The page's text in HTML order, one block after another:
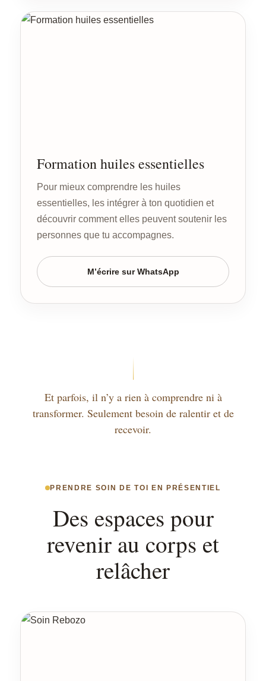
Formation huiles essentielles
Pour mieux comprendre les huiles
essentielles, les intégrer à ton quotidien et
découvrir comment elles peuvent soutenir les
personnes que tu accompagnes.
M’écrire sur WhatsApp
Et parfois, il n’y a rien à comprendre ni à
transformer. Seulement besoin de ralentir et de
recevoir.
PRENDRE SOIN DE TOI EN PRÉSENTIEL
Des espaces pour
revenir au corps et
relâcher